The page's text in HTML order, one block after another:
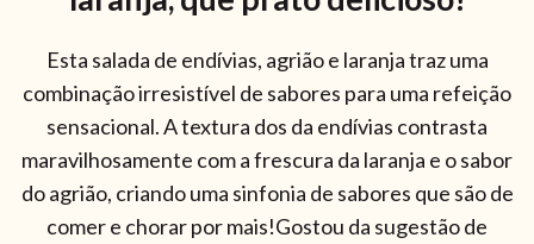
Esta salada de endívias, agrião e laranja traz uma
combinação irresistível de sabores para uma refeição
sensacional. A textura dos da endívias contrasta
maravilhosamente com a frescura da laranja e o sabor
do agrião, criando uma sinfonia de sabores que são de
comer e chorar por mais!Gostou da sugestão de